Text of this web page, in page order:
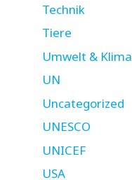
Technik
Tiere
Umwelt & Klima
UN
Uncategorized
UNESCO
UNICEF
USA